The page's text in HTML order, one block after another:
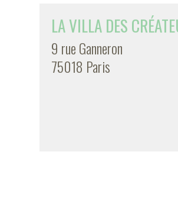
LA VILLA DES
9 rue Ganneron
75018 Paris